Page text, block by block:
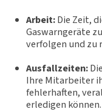
Arbeit:Die Zeit,
Gaswarngeräte
verfolgen und zu
Ausfallzeiten:
Ihre Mitarbeiter
fehlerhaften,
erledigen können.